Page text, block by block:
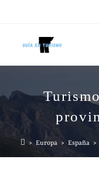
> Europa > España >